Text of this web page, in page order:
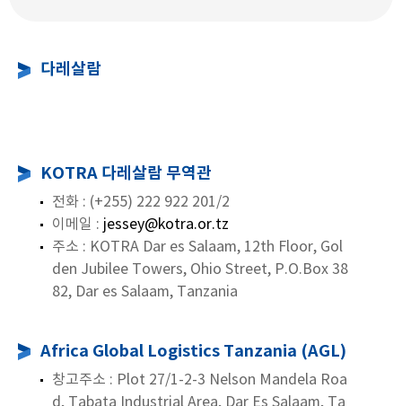
다레살람
KOTRA 다레살람 무역관
전화 : (+255) 222 922 201/2
이메일 : jessey@kotra.or.tz
주소 : KOTRA Dar es Salaam, 12th Floor, Gol
den Jubilee Towers, Ohio Street, P.O.Box 38
82, Dar es Salaam, Tanzania
Africa Global Logistics Tanzania (AGL)
창고주소 : Plot 27/1-2-3 Nelson Mandela Roa
d, Tabata Industrial Area, Dar Es Salaam, Ta